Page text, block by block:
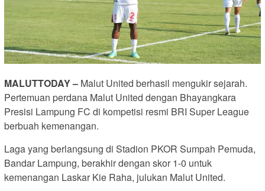
MALUTTODAY – Malut United berhasil mengukir sejarah.
Pertemuan perdana Malut United dengan Bhayangkara
Presisi Lampung FC di kompetisi resmi BRI Super League
berbuah kemenangan.
Laga yang berlangsung di Stadion PKOR Sumpah Pemuda,
Bandar Lampung, berakhir dengan skor 1-0 untuk
kemenangan Laskar Kie Raha, julukan Malut United.